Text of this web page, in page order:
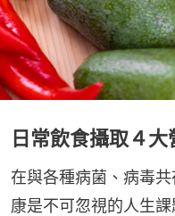
日常飲食攝取４
在與各種病菌、病毒
康是不可忽視的人生